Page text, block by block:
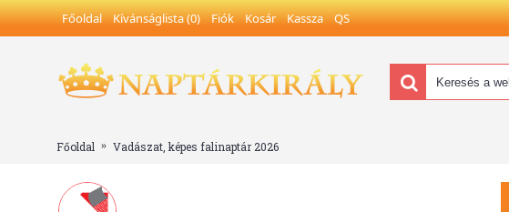
Főoldal Kívánságlista (0) Fiók Kosár Kassza QS
Főoldal Vadászat, képes falinaptár 2026